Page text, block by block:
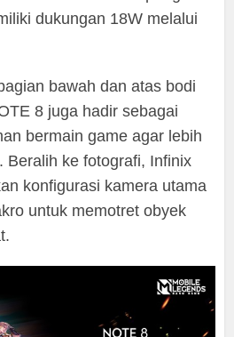
dukungan 18W melalui
bawah dan atas bodi
8 juga hadir sebagai
bermain game agar lebih
Beralih ke fotografi, Infinix
konfigurasi kamera utama
untuk memotret obyek